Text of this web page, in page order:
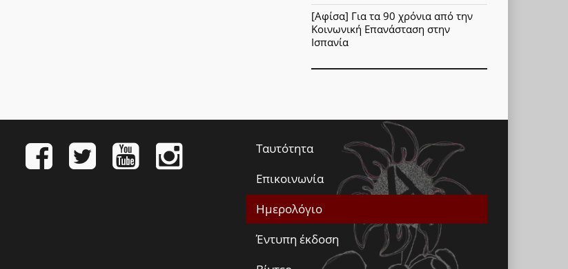
[Αφίσα] Για τα 90 χρόνια από την
Κοινωνική Επανάσταση στην
Ισπανία
Ταυτότητα
Επικοινωνία
Ημερολόγιο
Έντυπη έκδοση